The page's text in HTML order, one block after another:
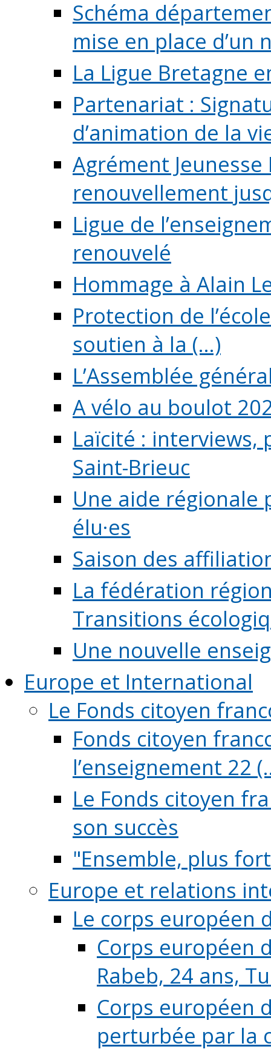
Schéma
mise en place d’un
La Ligue Bretagne
Partenariat :
d’animation de la
Agrément
renouvellement
Ligue de
renouvelé
Hommage à Alain
Protection de
soutien à la (...)
L’Assemblée
A vélo au boulot
Laïcité :
Saint-Brieuc
Une aide régionale
élu·es
Saison des
La fédération
Transitions
Une nouvelle
Europe et International
Le Fonds citoyen
Fonds citoyen
l’enseignement 22
Le Fonds citoyen
son succès
"Ensemble, plus
Europe et relations
Le corps européen
Corps européen
Rabeb, 24 ans,
Corps européen
perturbée par la